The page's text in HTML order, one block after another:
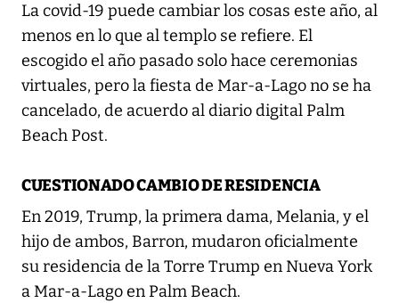
La covid-19 puede cambiar los cosas este año, al
menos en lo que al templo se refiere. El
escogido el año pasado solo hace ceremonias
virtuales, pero la fiesta de Mar-a-Lago no se ha
cancelado, de acuerdo al diario digital Palm
Beach Post.
CUESTIONADO CAMBIO DE RESIDENCIA
En 2019, Trump, la primera dama, Melania, y el
hijo de ambos, Barron, mudaron oficialmente
su residencia de la Torre Trump en Nueva York
a Mar-a-Lago en Palm Beach.